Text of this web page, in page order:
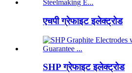
एचपी ग्रेफाइट इलेक्ट्रोड
SHP ग्रेफाइट इलेक्ट्रोड